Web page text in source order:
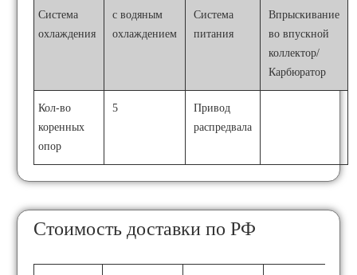
Система
охлаждения
с водяным
охлаждением
Система
питания
Впрыскивание
во впускной
коллектор/
Карбюратор
Кол-во
коренных
опор
5
Привод
распредвала
Стоимость доставки по РФ